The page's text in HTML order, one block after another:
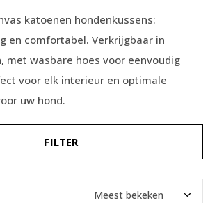
katoenen hondenkussens:
en comfortabel. Verkrijgbaar in
met wasbare hoes voor eenvoudig
voor elk interieur en optimale
uw hond.
FILTER